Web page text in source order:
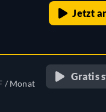
Jetzt
/ Monat
Gratis